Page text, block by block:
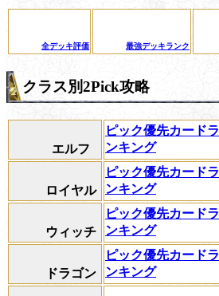
全デッキ評価 最強デッキランク
クラス別2Pick攻略
エルフ
ピック優先カードラ
ンキング
ロイヤル
ピック優先カードラ
ンキング
ウィッチ
ピック優先カードラ
ンキング
ドラゴン
ピック優先カードラ
ンキング